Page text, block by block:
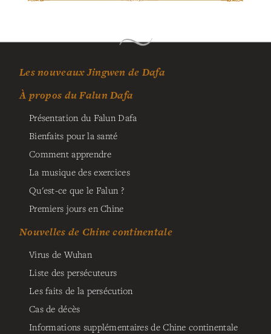
Les nouveaux Jingwen de Dafa
À propos du Falun Dafa
Présentation du Falun Dafa
Bienfaits pour la santé
Comment apprendre
La musique des exercices
Qu'est-ce que le Falun ?
Premiers jours en Chine
Nouvelles de Chine continentale
Virus de Wuhan
Liste des persécuteurs
Les faits de la persécution
Cas de décès
Informations supplémentaires de Chine continentale